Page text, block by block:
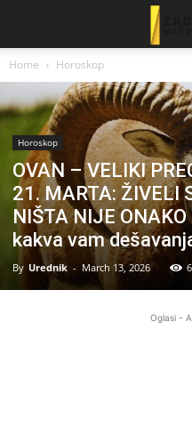
Home Horoskop
Horoskop
OVAN – VELIKI
21. MARTA: ŽIVELI
NIŠTA NIJE
kakva vam
By Urednik - March 13, 2026
Oglasi -